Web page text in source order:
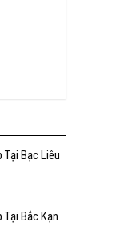
Tại Bạc Liêu
Bắc Kạn